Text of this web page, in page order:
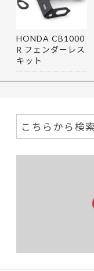
HONDA CB1000
R フェンダーレス
キット